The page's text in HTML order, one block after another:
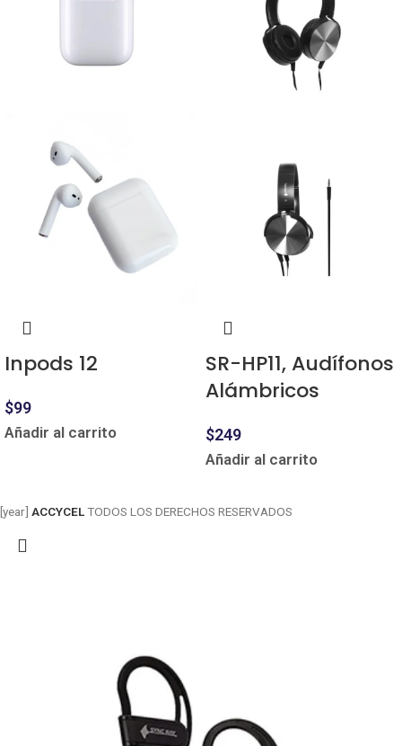
Inpods 12
$99
Añadir al carrito
SR-HP11, Audífonos
Alámbricos
$249
Añadir al carrito
[year] ACCYCELTODOS LOS DERECHOS RESERVADOS